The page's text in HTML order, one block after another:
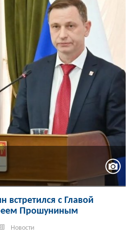
встретился с Главой
Прошуниным
Новости